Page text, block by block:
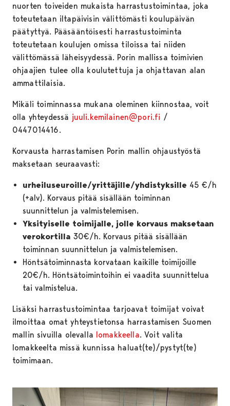
nuorten toiveiden mukaista harrastustoimintaa, joka
toteutetaan iltapäivisin välittömästi koulupäivän
päätyttyä. Pääsääntöisesti harrastustoiminta
toteutetaan koulujen omissa tiloissa tai niiden
välittömässä läheisyydessä. Porin mallissa toimivien
ohjaajien tulee olla koulutettuja ja ohjattavan alan
ammattilaisia.
Mikäli toiminnassa mukana oleminen kiinnostaa, voit
olla yhteydessä juuli.kemilainen@pori.fi /
0447014416.
Korvausta harrastamisen Porin mallin ohjaustyöstä
maksetaan seuraavasti:
urheiluseuroille/yrittäjille/yhdistyksille 45 €/h
(+alv). Korvaus pitää sisällään toiminnan
suunnittelun ja valmistelemisen.
Yksityiselle toimijalle, jolle korvaus maksetaan
verokortilla 30€/h. Korvaus pitää sisällään
toiminnan suunnittelun ja valmistelemisen.
Höntsätoiminnasta korvataan kaikille toimijoille
20€/h. Höntsätoimintoihin ei vaadita suunnittelua
tai valmistelua.
Lisäksi harrastustoimintaa tarjoavat toimijat voivat
ilmoittaa omat yhteystietonsa harrastamisen Suomen
mallin sivuilla olevalla lomakkeella. Voit valita
lomakkeelta missä kunnissa haluat(te)/pystyt(te)
toimimaan.